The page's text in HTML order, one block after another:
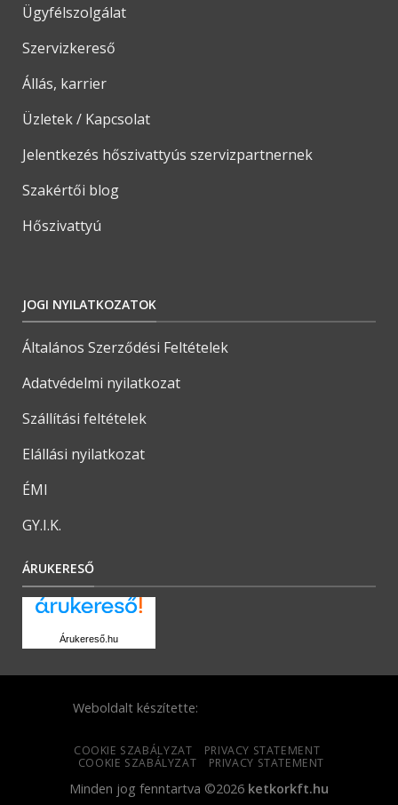
Ügyfélszolgálat
Szervizkereső
Állás, karrier
Üzletek / Kapcsolat
Jelentkezés hőszivattyús szervizpartnernek
Szakértői blog
Hőszivattyú
JOGI NYILATKOZATOK
Általános Szerződési Feltételek
Adatvédelmi nyilatkozat
Szállítási feltételek
Elállási nyilatkozat
ÉMI
GY.I.K.
ÁRUKERESŐ
Árukereső.hu
Weboldalt készítette:
COOKIE SZABÁLYZAT
PRIVACY STATEMENT
COOKIE SZABÁLYZAT
PRIVACY STATEMENT
Minden jog fenntartva ©2026 ketkorkft.hu